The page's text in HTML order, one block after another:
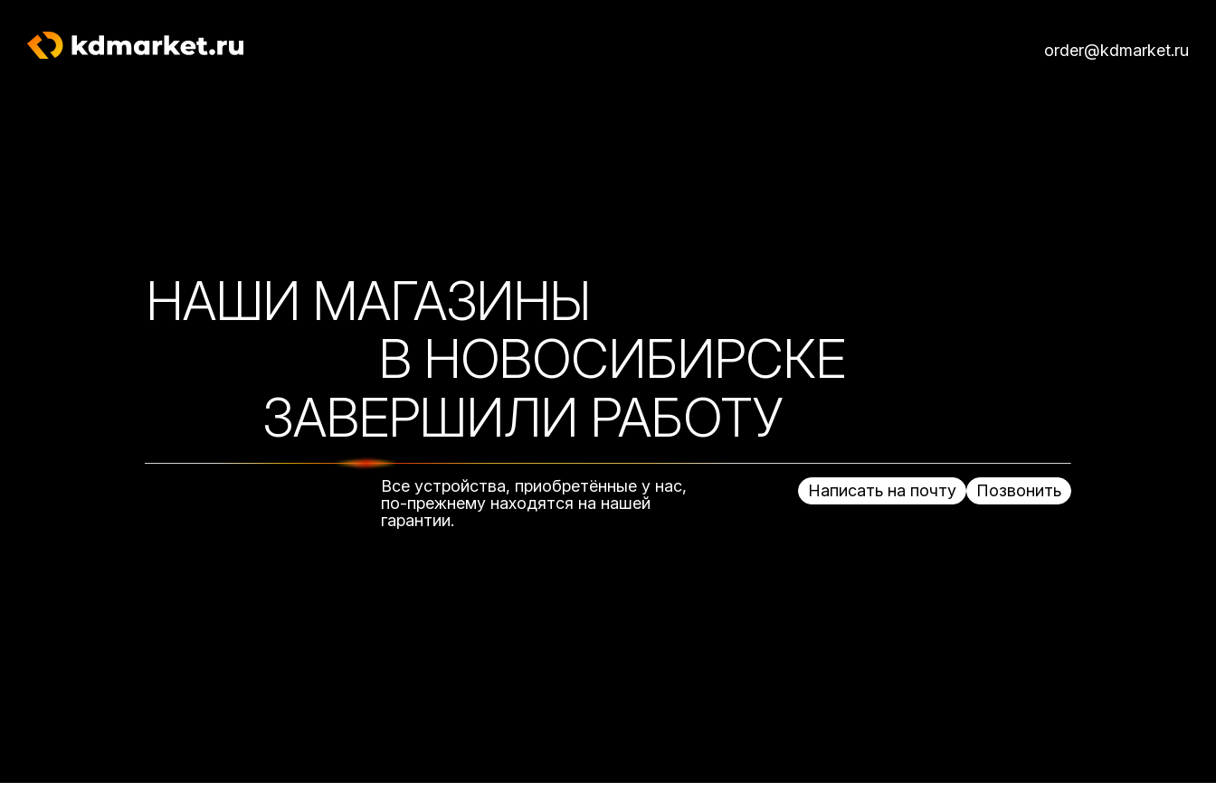
order@kdmarket.ru
НАШИ МАГАЗИНЫ
В НОВОСИБИРСКЕ
ЗАВЕРШИЛИ РАБОТУ
Все устройства, приобретённые у нас,
по-прежнему находятся на нашей
гарантии.
Написать на почту Позвонить